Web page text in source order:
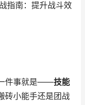
指南：提升战斗效
件事就是——技能
砖小能手还是团战